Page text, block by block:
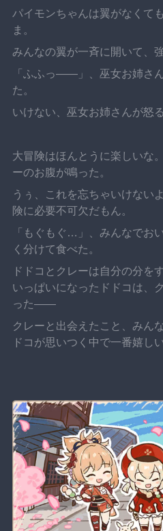
パイモンちゃんは翼がなくて
ま。
みんなの翼が一斉に開いて、
「ふふっ——」、巫女お姉さ
た。
いけない、巫女お姉さんが怒
大冒険はほんとうに楽しいな
ーのお腹が鳴った。
うぅ、これを忘ちゃいけない
険に必要不可欠だもん。
「もぐもぐ…」、みんなでお
く分けて食べた。
ドドコとクレーは自分の分を
いっぱいになったドドコは、
った——
クレーと出会えたこと、みん
ドコが思いつく中で一番嬉し